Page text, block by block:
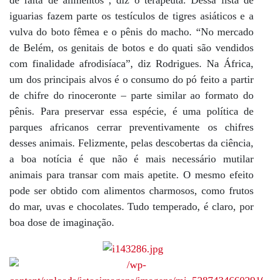
iguarias fazem parte os testículos de tigres asiáticos e a
vulva do boto fêmea e o pênis do macho. “No mercado
de Belém, os genitais de botos e do quati são vendidos
com finalidade afrodisíaca”, diz Rodrigues. Na África,
um dos principais alvos é o consumo do pó feito a partir
de chifre do rinoceronte – parte similar ao formato do
pênis. Para preservar essa espécie, é uma política de
parques africanos cerrar preventivamente os chifres
desses animais. Felizmente, pelas descobertas da ciência,
a boa notícia é que não é mais necessário mutilar
animais para transar com mais apetite. O mesmo efeito
pode ser obtido com alimentos charmosos, como frutos
do mar, uvas e chocolates. Tudo temperado, é claro, por
boa dose de imaginação.